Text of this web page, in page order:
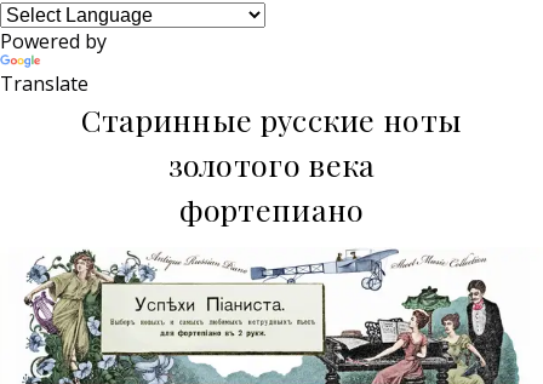
Powered by
Translate
Старинные русские ноты
золотого века
фортепиано